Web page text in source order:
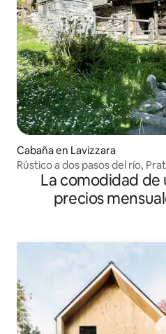
Cabaña en Lavizzara
Rústico a dos pasos del río,
La comodidad de
precios